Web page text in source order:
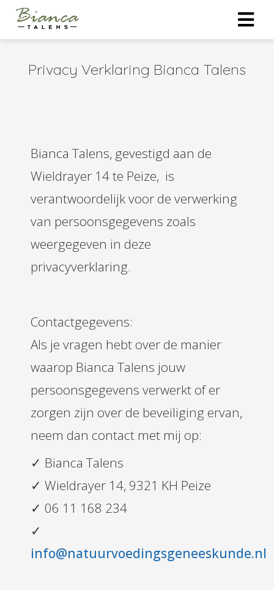
Privacy Verklaring Bianca Talens
Bianca Talens, gevestigd aan de
Wieldrayer 14 te Peize, is
verantwoordelijk voor de verwerking
van persoonsgegevens zoals
weergegeven in deze
privacyverklaring.
Contactgegevens:
Als je vragen hebt over de manier
waarop Bianca Talens jouw
persoonsgegevens verwerkt of er
zorgen zijn over de beveiliging ervan,
neem dan contact met mij op:
✓ Bianca Talens
✓ Wieldrayer 14, 9321 KH Peize
✓ 06 11 168 234
✓
info@natuurvoedingsgeneeskunde.nl